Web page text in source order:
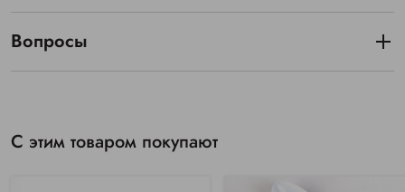
Вопросы
С этим товаром покупают